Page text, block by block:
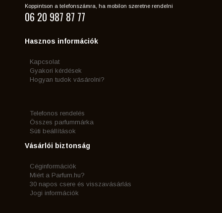
Koppintson a telefonszámra, ha mobilon szeretne rendelni
06 20 987 87 77
Hasznos információk
Kapcsolat
Gyakori kérdések
Hogyan tudok vásárolni?
Telefonos rendelés
Összes parfummárka
Süti beállítások
Vásárlói biztonság
Céginformációk
Miért a Parfum.hu?
30 napos csere és visszavásárlás
Jogi információk